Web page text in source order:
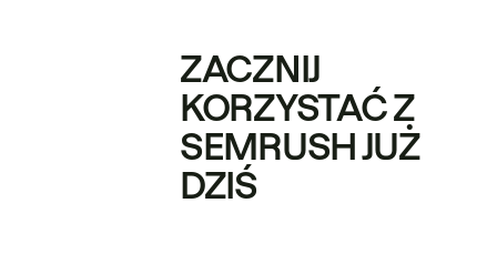
ZACZNIJ
KORZYSTAĆ Z
SEMRUSH JUŻ
DZIŚ